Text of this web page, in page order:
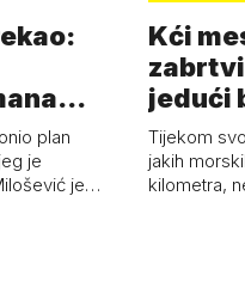
plan
je
je…
Kći
jedući
Tijekom
jakih
kilometra,